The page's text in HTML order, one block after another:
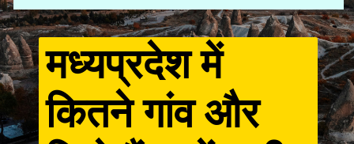
मध्यप्रदेश में
कितने गांव और